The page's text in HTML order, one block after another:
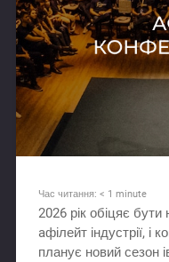
Час читання: < 1 minute
2026 рік обіцяє
aфілейт індустрії,
планує новий сезон